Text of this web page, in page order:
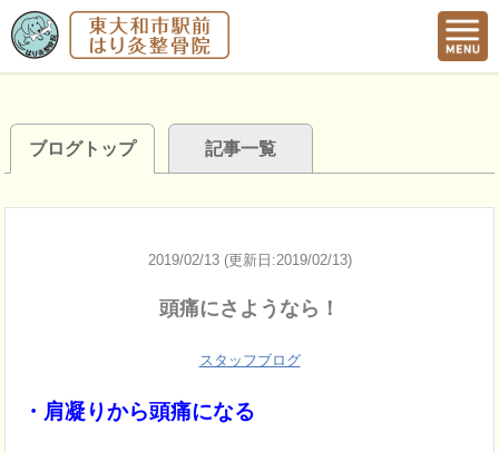
ブログトップ 記事一覧
2019/02/13 (更新日:2019/02/13)
頭痛にさようなら！
スタッフブログ
・肩凝りから頭痛になる